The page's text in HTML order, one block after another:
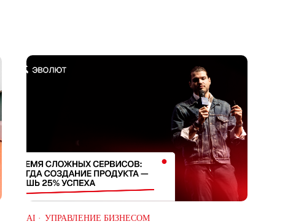
AI УПРАВЛЕНИЕ БИЗНЕСОМ